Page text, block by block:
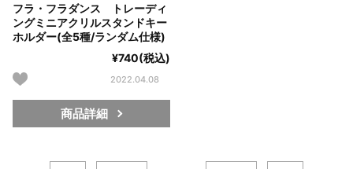
フラ・フラダンス トレーディ
ングミニアクリルスタンドキー
ホルダー(全5種/ランダム仕様)
¥740(税込)
2022.04.08
商品詳細